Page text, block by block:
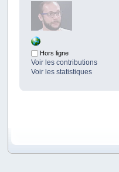
Hors ligne
Voir les contributions
Voir les statistiques